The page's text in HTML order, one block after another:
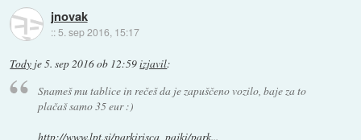
jnovak
:: 5. sep 2016, 15:17
Tody je5. sep 2016 ob 12:59izjavil:
Snameš mu tablice in rečeš da je zapuščeno vozilo, baje za to
plačaš samo 35 eur :)
http://www.lpt.si/parkirisca_pajki/park...